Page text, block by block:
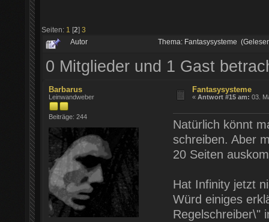
Seiten: 1 [2] 3
Autor Thema: Fantasysysteme
0 Mitglieder und 1 Gast
Barbarus
Leinwandweber
Beiträge: 244
Fantasysysteme
«Antwort #15 am: 03.
Natürlich könnt
schreiben. Aber
20 Seiten
Hat Infinity jetzt
Würd einiges
Regelschreiber\"